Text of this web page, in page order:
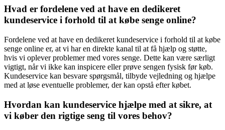
Hvad er fordelene ved at have en dedikeret
kundeservice i forhold til at købe senge online?
Fordelene ved at have en dedikeret kundeservice i forhold til at købe
senge online er, at vi har en direkte kanal til at få hjælp og støtte,
hvis vi oplever problemer med vores senge. Dette kan være særligt
vigtigt, når vi ikke kan inspicere eller prøve sengen fysisk før køb.
Kundeservice kan besvare spørgsmål, tilbyde vejledning og hjælpe
med at løse eventuelle problemer, der kan opstå efter købet.
Hvordan kan kundeservice hjælpe med at sikre, at
vi køber den rigtige seng til vores behov?